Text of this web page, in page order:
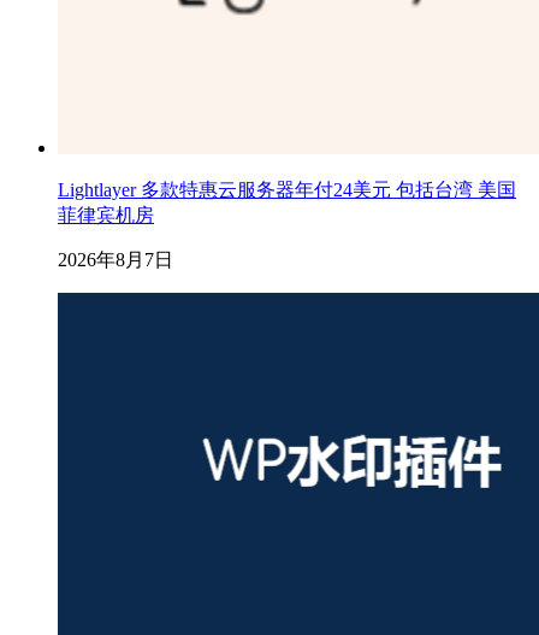
Lightlayer 多款特惠云服务器年付24美元 包括台湾 美国
菲律宾机房
2026年8月7日